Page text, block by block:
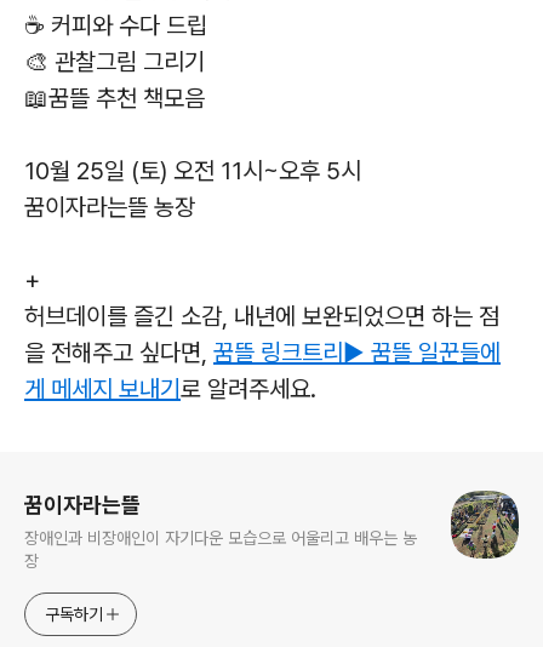
☕ 커피와 수다 드립
🎨 관찰그림 그리기
📖꿈뜰 추천 책모음
10월 25일 (토) 오전 11시~오후 5시
꿈이자라는뜰 농장
+
허브데이를 즐긴 소감, 내년에 보완되었으면 하는 점
을 전해주고 싶다면, 꿈뜰 링크트리▶︎ 꿈뜰 일꾼들에
게 메세지 보내기 로 알려주세요.
꿈이자라는뜰
장애인과 비장애인이 자기다운 모습으로 어울리고 배우는 농
장
구독하기